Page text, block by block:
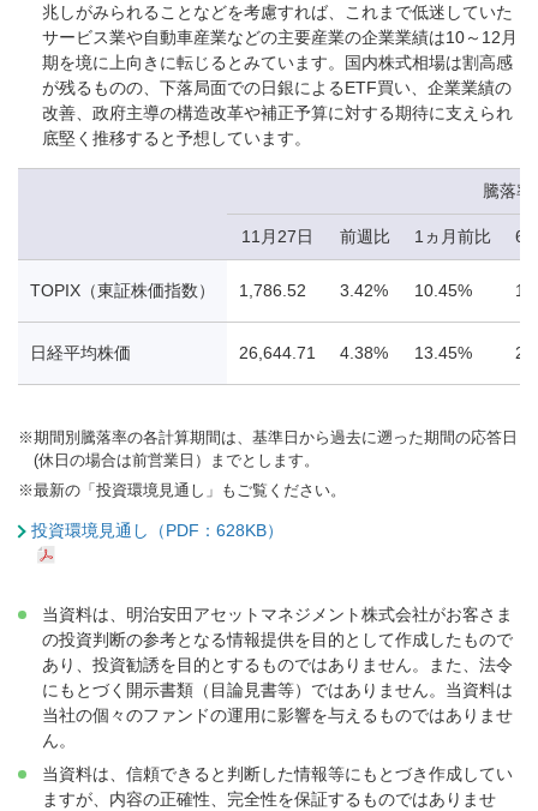
兆しがみられることなどを考慮すれば、これまで低迷していた
サービス業や自動車産業などの主要産業の企業業績は10～12月
期を境に上向きに転じるとみています。国内株式相場は割高感
が残るものの、下落局面での日銀によるETF買い、企業業績の
改善、政府主導の構造改革や補正予算に対する期待に支えられ
底堅く推移すると予想しています。
騰落率
11月27日 前週比 1ヵ月前比 6
TOPIX（東証株価指数） 1,786.52 3.42% 10.45%
日経平均株価 26,644.71 4.38% 13.45%
※期間別騰落率の各計算期間は、基準日から過去に遡った期間の応答日
(休日の場合は前営業日）までとします。
※最新の「投資環境見通し」もご覧ください。
投資環境見通し（PDF：628KB）
当資料は、明治安田アセットマネジメント株式会社がお客さま
の投資判断の参考となる情報提供を目的として作成したもので
あり、投資勧誘を目的とするものではありません。また、法令
にもとづく開示書類（目論見書等）ではありません。当資料は
当社の個々のファンドの運用に影響を与えるものではありませ
ん。
当資料は、信頼できると判断した情報等にもとづき作成してい
ますが、内容の正確性、完全性を保証するものではありませ